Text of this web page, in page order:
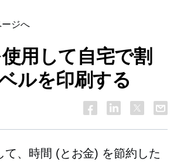
ージへ
用して自宅で割
ルを印刷する
て、時間 (とお金) を節約した